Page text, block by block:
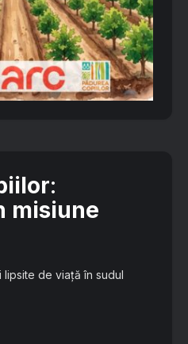
:
misiune
lipsite de viață în sudul